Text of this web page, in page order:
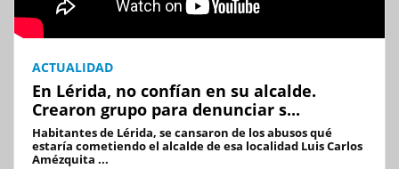
ACTUALIDAD
En Lérida, no confían en su alcalde.
Crearon grupo para denunciar s...
Habitantes de Lérida, se cansaron de los abusos qué
estaría cometiendo el alcalde de esa localidad Luis Carlos
Amézquita ...